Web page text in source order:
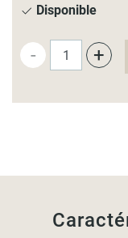
Disponible
- +